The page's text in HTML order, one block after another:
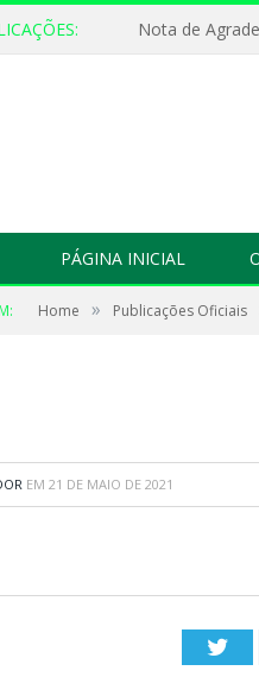
Nota de
PÁGINA INICIAL
Home » Publicações Oficiais
EM 21 DE MAIO DE 2021